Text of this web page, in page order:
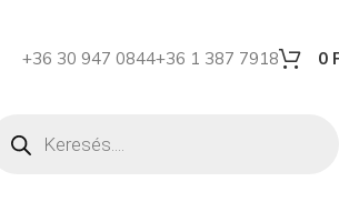
+36 30 947 0844+36 1 387 7918 0